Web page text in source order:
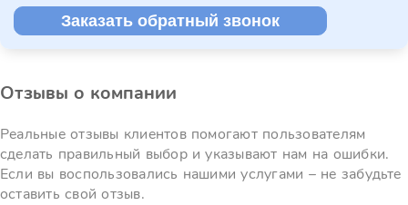
Заказать обратный звонок
Отзывы о компании
Реальные отзывы клиентов помогают пользователям
сделать правильный выбор и указывают нам на ошибки.
Если вы воспользовались нашими услугами – не забудьте
оставить свой отзыв.